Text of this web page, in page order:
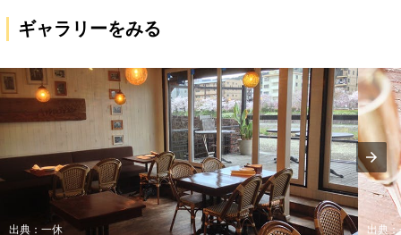
ギャラリーをみる
出典：一休 出典